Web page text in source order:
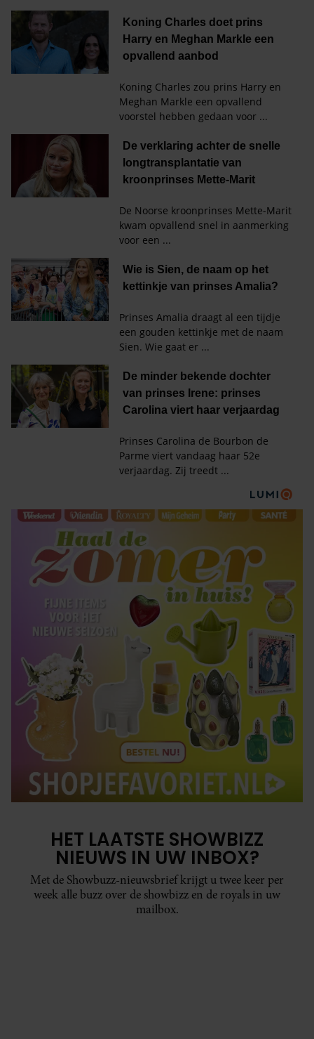
HET LAATSTE SHOWBIZZ
NIEUWS IN UW INBOX?
Met de Showbuzz-nieuwsbrief krijgt u twee keer per
week alle buzz over de showbizz en de royals in uw
mailbox.